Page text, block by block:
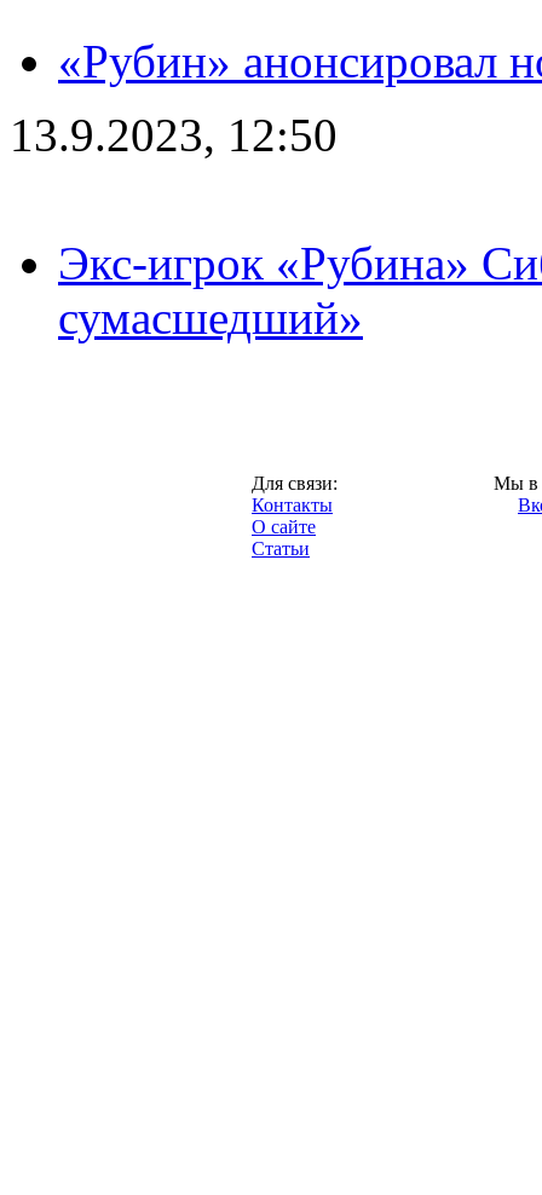
«Рубин» анонсировал
13.9.2023, 12:50
Экс-игрок «Рубина»
сумасшедший»
Для связи:
Контакты
О сайте
Статьи
Мы в